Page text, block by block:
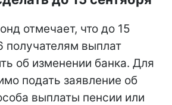
отмечает, что до 15
получателям выплат
об изменении банка. Для
подать заявление об
выплаты пенсии или